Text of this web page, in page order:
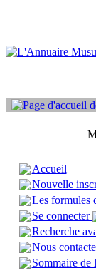
Accueil
Nouvelle
Les formules
Se connecter
Recherche
Nous
Sommaire de